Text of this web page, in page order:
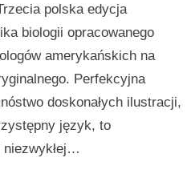
polska edycja
biologii opracowanego
amerykańskich na
Perfekcyjna
doskonałych ilustracji,
język, to
niezwykłej…